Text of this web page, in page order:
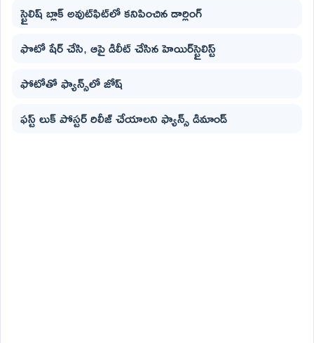
స్టైలిష్ బ్లాక్ అవుట్‌ఫిట్‌లో కనిపించిన డార్లింగ్
ఫొటో షేర్ చేసి, ఆపై డిలీట్ చేసిన హెయిర్‌స్టైలిస్ట్
ఫోటోతో ఫ్యాన్స్‌లో జోష్
ఫస్ట్ లుక్ పోస్టర్ రిలీజ్ చేయాలని ఫ్యాన్స్ డిమాండ్